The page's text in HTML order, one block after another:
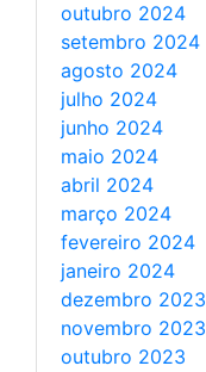
outubro 2024
setembro 2024
agosto 2024
julho 2024
junho 2024
maio 2024
abril 2024
março 2024
fevereiro 2024
janeiro 2024
dezembro 2023
novembro 2023
outubro 2023